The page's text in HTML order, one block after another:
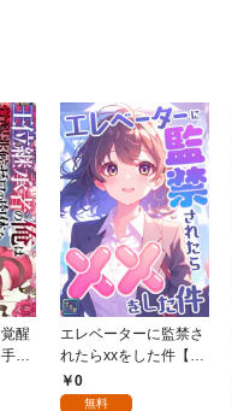
醒
に
エレベーターに監禁さ
れたらxxをした件【全
年齢版】(1)
0
無料